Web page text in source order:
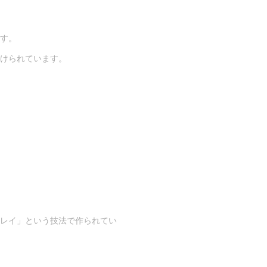
。
られています。
イ」という技法で作られてい